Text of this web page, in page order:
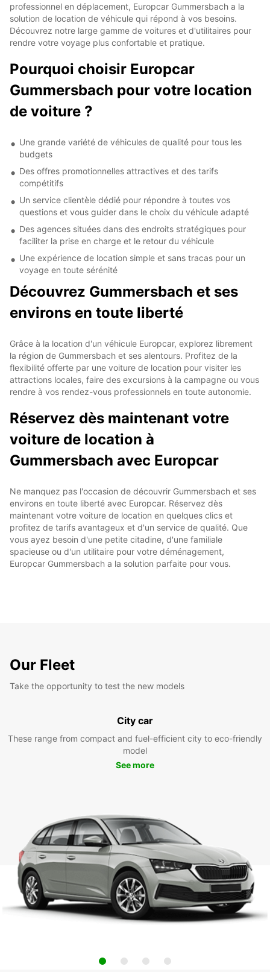
professionnel en déplacement, Europcar Gummersbach a la
solution de location de véhicule qui répond à vos besoins.
Découvrez notre large gamme de voitures et d'utilitaires pour
rendre votre voyage plus confortable et pratique.
Pourquoi choisir Europcar
Gummersbach pour votre location
de voiture ?
Une grande variété de véhicules de qualité pour tous les
budgets
Des offres promotionnelles attractives et des tarifs
compétitifs
Un service clientèle dédié pour répondre à toutes vos
questions et vous guider dans le choix du véhicule adapté
Des agences situées dans des endroits stratégiques pour
faciliter la prise en charge et le retour du véhicule
Une expérience de location simple et sans tracas pour un
voyage en toute sérénité
Découvrez Gummersbach et ses
environs en toute liberté
Grâce à la location d'un véhicule Europcar, explorez librement
la région de Gummersbach et ses alentours. Profitez de la
flexibilité offerte par une voiture de location pour visiter les
attractions locales, faire des excursions à la campagne ou vous
rendre à vos rendez-vous professionnels en toute autonomie.
Réservez dès maintenant votre
voiture de location à
Gummersbach avec Europcar
Ne manquez pas l'occasion de découvrir Gummersbach et ses
environs en toute liberté avec Europcar. Réservez dès
maintenant votre voiture de location en quelques clics et
profitez de tarifs avantageux et d'un service de qualité. Que
vous ayez besoin d'une petite citadine, d'une familiale
spacieuse ou d'un utilitaire pour votre déménagement,
Europcar Gummersbach a la solution parfaite pour vous.
Our Fleet
Take the opportunity to test the new models
City car
These range from compact and fuel-efficient city to eco-friendly
model
See more